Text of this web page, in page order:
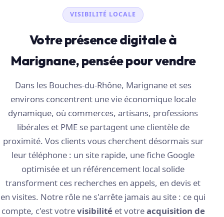
VISIBILITÉ LOCALE
Votre présence digitale à
Marignane, pensée pour vendre
Dans les Bouches-du-Rhône, Marignane et ses
environs concentrent une vie économique locale
dynamique, où commerces, artisans, professions
libérales et PME se partagent une clientèle de
proximité. Vos clients vous cherchent désormais sur
leur téléphone : un site rapide, une fiche Google
optimisée et un référencement local solide
transforment ces recherches en appels, en devis et
en visites. Notre rôle ne s'arrête jamais au site : ce qui
compte, c'est votrevisibilitéet votreacquisition de